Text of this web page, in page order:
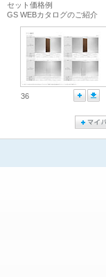
セット価格例
GS WEBカタログのご紹介
36